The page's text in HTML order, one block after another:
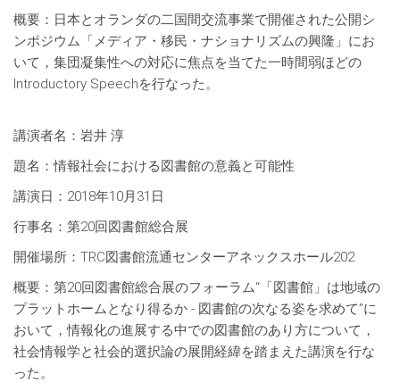
概要：日本とオランダの二国間交流事業で開催された公開シ
ンポジウム「メディア・移民・ナショナリズムの興隆」にお
いて，集団凝集性への対応に焦点を当てた一時間弱ほどの
Introductory Speechを行なった。
講演者名：岩井 淳
題名：情報社会における図書館の意義と可能性
講演日：2018年10月31日
行事名：第20回図書館総合展
開催場所：TRC図書館流通センターアネックスホール202
概要：第20回図書館総合展のフォーラム“「図書館」は地域の
プラットホームとなり得るか - 図書館の次なる姿を求めて”に
おいて，情報化の進展する中での図書館のあり方について，
社会情報学と社会的選択論の展開経緯を踏まえた講演を行な
った。